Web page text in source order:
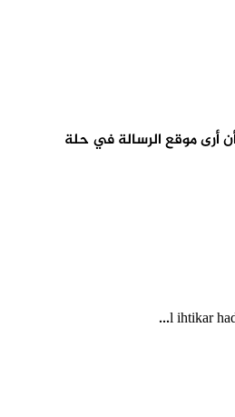
أرى موقع الرسالة في حلة
l ihtikar